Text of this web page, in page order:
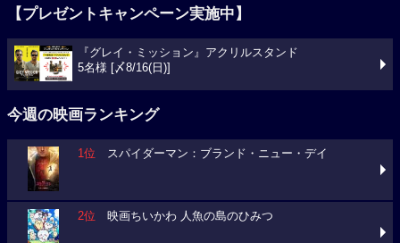
【プレゼントキャンペーン実施中】
『グレイ・ミッション』アクリルスタンド
5名様 [〆8/16(日)]
今週の映画ランキング
1位 スパイダーマン：ブランド・ニュー・デイ
2位 映画ちいかわ 人魚の島のひみつ